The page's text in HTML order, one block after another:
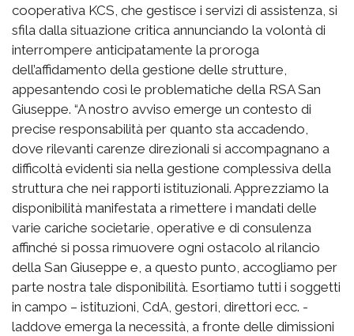
cooperativa KCS, che gestisce i servizi di assistenza, si
sfila dalla situazione critica annunciando la volontà di
interrompere anticipatamente la proroga
dell’affidamento della gestione delle strutture,
appesantendo così le problematiche della RSA San
Giuseppe. “A nostro avviso emerge un contesto di
precise responsabilità per quanto sta accadendo,
dove rilevanti carenze direzionali si accompagnano a
difficoltà evidenti sia nella gestione complessiva della
struttura che nei rapporti istituzionali. Apprezziamo la
disponibilità manifestata a rimettere i mandati delle
varie cariche societarie, operative e di consulenza
affinché si possa rimuovere ogni ostacolo al rilancio
della San Giuseppe e, a questo punto, accogliamo per
parte nostra tale disponibilità. Esortiamo tutti i soggetti
in campo – istituzioni, CdA, gestori, direttori ecc. -
laddove emerga la necessità, a fronte delle dimissioni